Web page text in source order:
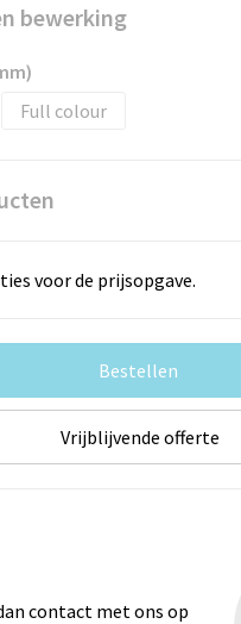
bewerking
Full colour
voor de prijsopgave.
Bestellen
Vrijblijvende offerte
contact met ons op